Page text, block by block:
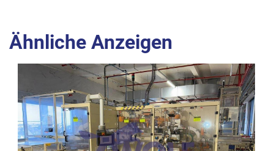
Ähnliche Anzeigen